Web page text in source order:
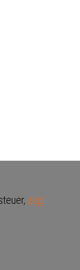
zzgl.